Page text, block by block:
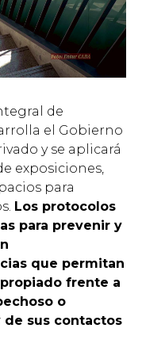
de
el Gobierno
y se aplicará
exposiciones,
para
Los protocolos
para prevenir y
que permitan
frente a
o
sus contactos